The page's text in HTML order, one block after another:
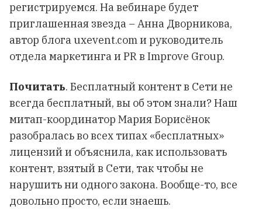
регистрируемся. На вебинаре будет
приглашенная звезда – Анна Дворникова,
автор блога uxevent.com и руководитель
отдела маркетинга и PR в Improve Group.
Почитать. Бесплатный контент в Сети не
всегда бесплатный, вы об этом знали? Наш
митап-координатор Мария Борисёнок
разобралась во всех типах «бесплатных»
лицензий и объяснила, как использовать
контент, взятый в Сети, так чтобы не
нарушить ни одного закона. Вообще-то, все
довольно просто, если знаешь.